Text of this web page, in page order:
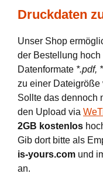
Druckdaten
Unser Shop
der Bestellung
Datenformate *.pdf,
zu einer Dateigröße
Sollte das dennoch
den Upload via
2GB kostenlos
Gib dort bitte als
is-yours.com und
an.